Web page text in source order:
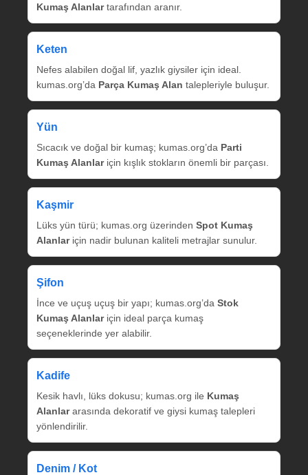
Kumaş Alanlartarafından aranır.
Keten
Nefes alabilen doğal lif, yazlık giysiler için ideal.
kumas.org’da Parça Kumaş Alan talepleriyle buluşur.
Yün
Sıcacık ve doğal bir kumaş; kumas.org’da Parti
Kumaş Alanlariçin kışlık stokların önemli bir parçası.
Kaşmir
Lüks yün türü; kumas.org üzerinden Spot Kumaş
Alanlariçin nadir bulunan kaliteli metrajlar sunulur.
Şifon
İnce ve uçuş uçuş bir yapı; kumas.org’da Stok
Kumaş Alanlariçin ideal parça kumaş
seçeneklerinde yer alabilir.
Kadife
Kesik havlı, lüks dokusu; kumas.org ile Kumaş
Alanlararasında dekoratif ve giysi kumaş talepleri
yönlendirilir.
Denim / Kot